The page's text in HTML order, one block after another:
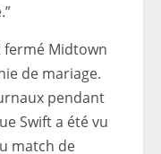
fermé Midtown
de mariage.
pendant
Swift a été vu
match de